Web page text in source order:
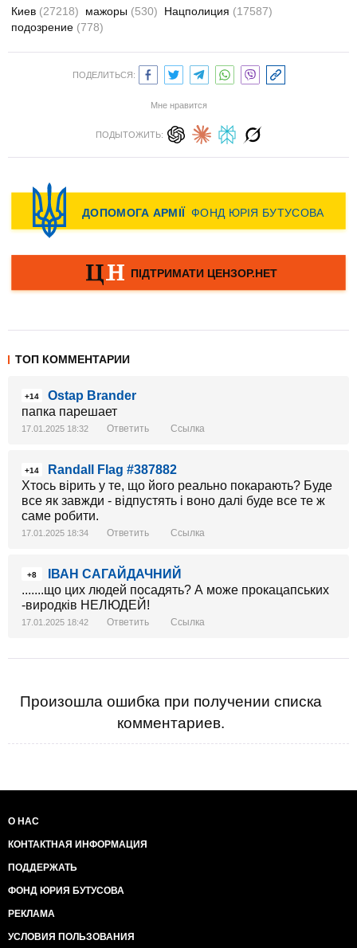
Киев (27218) мажоры (530) Нацполиция (17587)
подозрение (778)
ПОДЕЛИТЬСЯ:
Мне нравится
ПОДЫТОЖИТЬ:
ТОП КОММЕНТАРИИ
+14
Ostap Brander
папка парешает
17.01.2025 18:32 Ответить Ссылка
+14
Randall Flag #387882
Хтось вірить у те, що його реально покарають? Буде
все як завжди - відпустять і воно далі буде все те ж
саме робити.
17.01.2025 18:34 Ответить Ссылка
+8
ІВАН САГАЙДАЧНИЙ
.......що цих людей посадять? А може прокацапських
-виродків НЕЛЮДЕЙ!
17.01.2025 18:42 Ответить Ссылка
Произошла ошибка при получении списка
комментариев.
О НАС
КОНТАКТНАЯ ИНФОРМАЦИЯ
ПОДДЕРЖАТЬ
ФОНД ЮРИЯ БУТУСОВА
РЕКЛАМА
УСЛОВИЯ ПОЛЬЗОВАНИЯ